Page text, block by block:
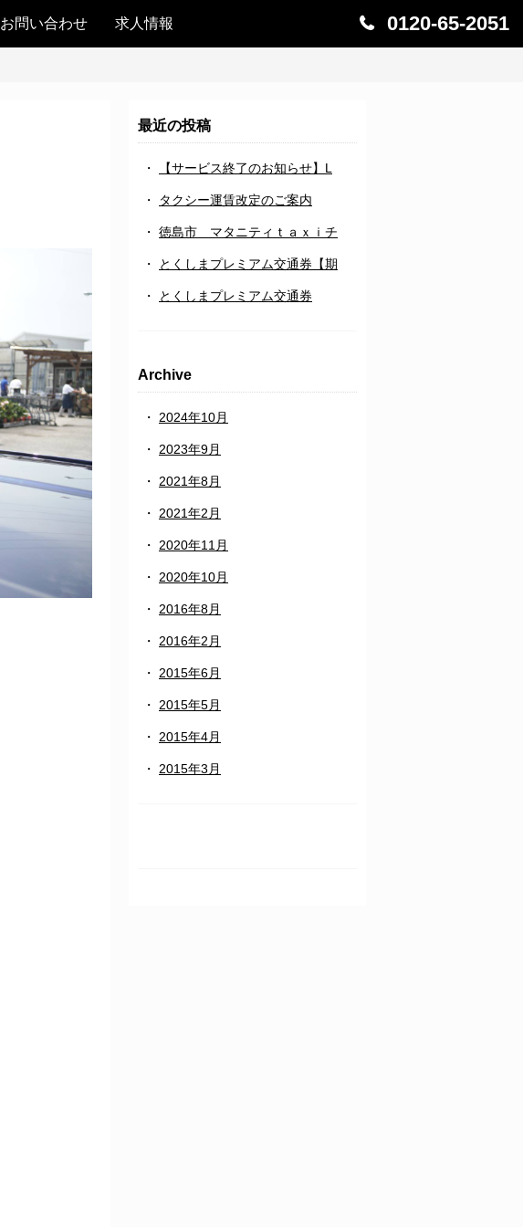
お問い合わせ 求人情報 0120-65-2051
最近の投稿
【サービス終了のお知らせ】L
タクシー運賃改定のご案内
徳島市 マタニティｔａｘｉチ
とくしまプレミアム交通券【期
とくしまプレミアム交通券
Archive
2024年10月
2023年9月
2021年8月
2021年2月
2020年11月
2020年10月
2016年8月
2016年2月
2015年6月
2015年5月
2015年4月
2015年3月